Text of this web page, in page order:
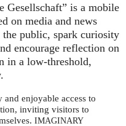
Gesellschaft” is a mobile
on media and news
public, spark curiosity
encourage reflection on
in a low-threshold,
enjoyable access to
inviting visitors to
IMAGINARY